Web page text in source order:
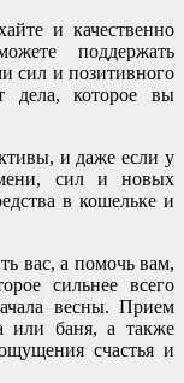
и качественно
поддержать
сил и позитивного
дела, которое вы
и даже если у
сил и новых
в кошельке и
вас, а помочь вам,
сильнее всего
весны. Прием
или баня, а также
счастья и